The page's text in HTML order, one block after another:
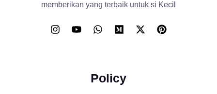
memberikan yang terbaik untuk si Kecil
Policy